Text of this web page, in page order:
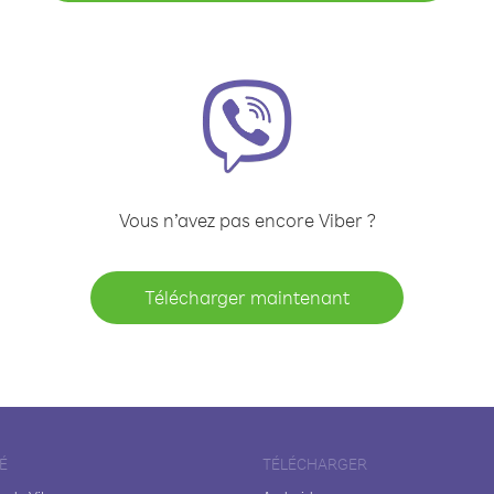
Vous n’avez pas encore Viber ?
Télécharger maintenant
TÉLÉCHARGER